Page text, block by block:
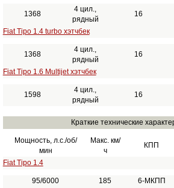
1368
4 цил.,
рядный
16
Fiat Tipo 1.4 turbo хэтчбек
1368
4 цил.,
рядный
16
Fiat Tipo 1.6 Multijet хэтчбек
1598
4 цил.,
рядный
16
Краткие технические
Мощность, л.с./об/
мин
Макс. км/
ч
КПП
Fiat Tipo 1.4
95/6000 185 6-МКПП